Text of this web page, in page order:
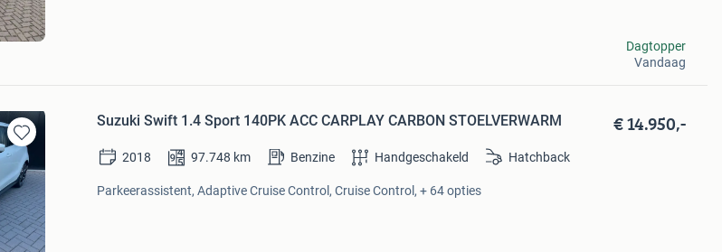
Dagtopper
Vandaag
Bewaren
Mijn
Favorieten
Suzuki Swift 1.4 Sport 140PK ACC CARPLAY CARBON STOELVERWARM € 14.950,-
2018 97.748 km Benzine Handgeschakeld Hatchback
Parkeerassistent, Adaptive Cruise Control, Cruise Control, + 64 opties